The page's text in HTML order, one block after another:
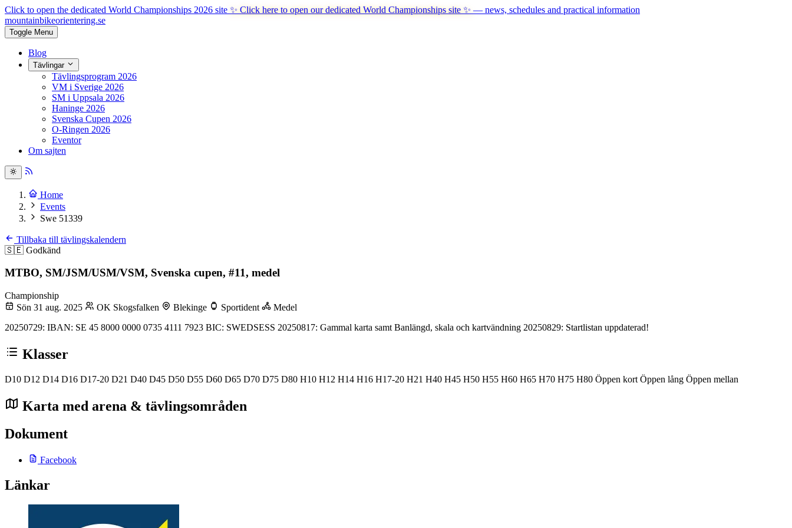
Click to open the dedicated World Championships 2026 site ✨ Click here to open our dedicated World Championships site ✨— news, schedules and practical information
mountainbikeorientering.se
Toggle Menu
Blog
Tävlingar
Tävlingsprogram 2026
VM i Sverige 2026
SM i Uppsala 2026
Haninge 2026
Svenska Cupen 2026
O-Ringen 2026
Eventor
Om sajten
Home
Events
Swe 51339
Tillbaka till tävlingskalendern
🇸🇪 Godkänd
MTBO, SM/JSM/USM/VSM, Svenska cupen, #11, medel
Championship
Sön 31 aug. 2025
OK Skogsfalken Blekinge Sportident
Medel
20250729: IBAN: SE 45 8000 0000 0735 4111 7923 BIC: SWEDSESS 20250817: Gammal karta samt Banlängd, skala och kartvändning 20250829: Startlistan uppdaterad!
Klasser
D10 D12 D14 D16 D17-20 D21 D40 D45 D50 D55 D60 D65 D70 D75 D80 H10 H12 H14 H16 H17-20 H21 H40 H45 H50 H55 H60 H65 H70 H75 H80 Öppen kort Öppen lång Öppen mellan
Karta med arena & tävlingsområden
Dokument
Facebook
Länkar